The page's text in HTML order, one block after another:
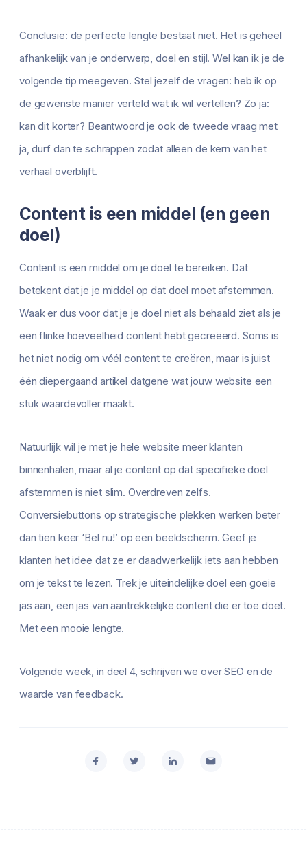
Conclusie: de perfecte lengte bestaat niet. Het is geheel
afhankelijk van je onderwerp, doel en stijl. Wel kan ik je de
volgende tip meegeven. Stel jezelf de vragen: heb ik op
de gewenste manier verteld wat ik wil vertellen? Zo ja:
kan dit korter? Beantwoord je ook de tweede vraag met
ja, durf dan te schrappen zodat alleen de kern van het
verhaal overblijft.
Content is een middel (en geen
doel)
Content is een middel om je doel te bereiken. Dat
betekent dat je je middel op dat doel moet afstemmen.
Waak er dus voor dat je je doel niet als behaald ziet als je
een flinke hoeveelheid content hebt gecreëerd. Soms is
het niet nodig om véél content te creëren, maar is juist
één diepergaand artikel datgene wat jouw website een
stuk waardevoller maakt.
Natuurlijk wil je met je hele website meer klanten
binnenhalen, maar al je content op dat specifieke doel
afstemmen is niet slim. Overdreven zelfs.
Conversiebuttons op strategische plekken werken beter
dan tien keer ‘Bel nu!’ op een beeldscherm. Geef je
klanten het idee dat ze er daadwerkelijk iets aan hebben
om je tekst te lezen. Trek je uiteindelijke doel een goeie
jas aan, een jas van aantrekkelijke content die er toe doet.
Met een mooie lengte.
Volgende week, in deel 4, schrijven we over SEO en de
waarde van feedback.